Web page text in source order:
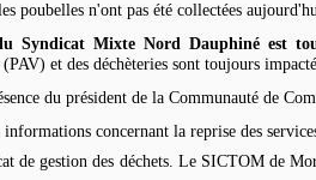
poubelles n'ont pas été collectées
Syndicat Mixte Nord Dauphiné est
et des déchèteries sont toujours
du président de la Communauté de
concernant la reprise des
de gestion des déchets. Le SICTOM de